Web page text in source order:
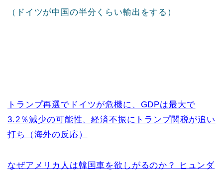
（ドイツが中国の半分くらい輸出をする）
トランプ再選でドイツが危機に、GDPは最大で
3.2％減少の可能性、経済不振にトランプ関税が追い
打ち（海外の反応）
なぜアメリカ人は韓国車を欲しがるのか？ ヒュンダ